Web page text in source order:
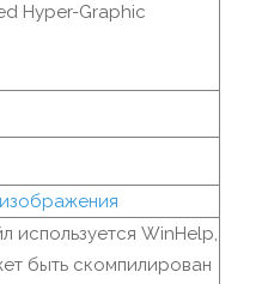
Hyper-Graphic
используется WinHelp,
быть скомпилирован